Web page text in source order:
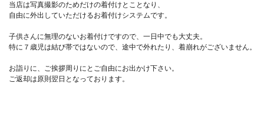
当店は写真撮影のためだけの着付けとことなり、
自由に外出していただけるお着付けシステムです。
子供さんに無理のないお着付けですので、一日中でも大丈夫。
特に７歳児は結び帯ではないので、途中で外れたり、着崩れがございません。
お詣りに、ご挨拶周りにとご自由にお出かけ下さい。
ご返却は原則翌日となっております。